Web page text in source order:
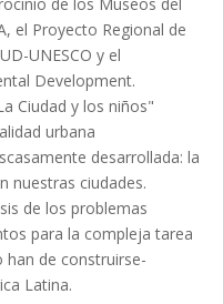
el Proyecto Regional de
UNESCO y el
Development.
Ciudad y los niños"
urbana
desarrollada: la
nuestras ciudades.
de los problemas
para la compleja tarea
de construirse-
Latina.